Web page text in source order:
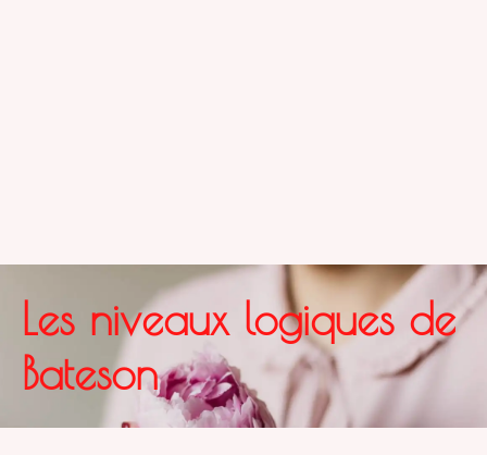
Les niveaux logiques de
Bateson